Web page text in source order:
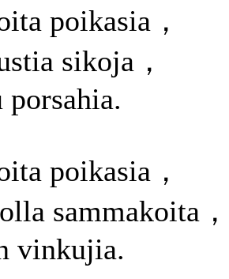
poikasia，
sikoja，
poikasia，
sammakoita，
vinkujia.